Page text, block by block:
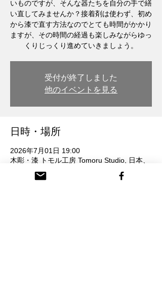
いものですが、そんな器たちを自分の手で繕
い直してみませんか？接着剤は使わず、初め
から漆で直す方法なのでとても時間がかかり
ますが、その時間の経過も楽しみながらゆっ
くりじっくり進めていきましょう。
受付が終了しました
他のイベントを見る
日時・場所
2026年7月01日 19:00
木彫・漆 トモル工房 Tomoru Studio, 日本、
〒932-0217 富山県南砺市本町３丁目 26番